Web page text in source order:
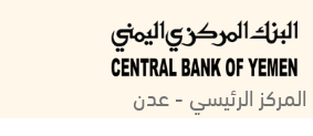
المركز الرئيسي - عدن